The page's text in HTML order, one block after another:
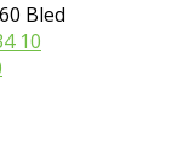
Bled
10